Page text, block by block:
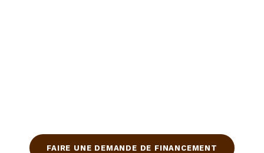
FAIRE UNE DEMANDE DE FINANCEMENT